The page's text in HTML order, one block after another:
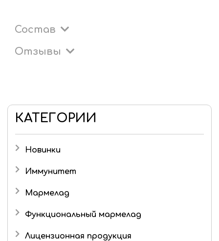
КАТЕГОРИИ
Новинки
Иммунитет
Мармелад
Детский мармелад
Функциональный мармелад
Лицензионная продукция
Состав
Отзывы